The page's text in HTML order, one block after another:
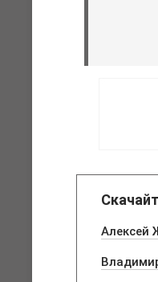
Алексей